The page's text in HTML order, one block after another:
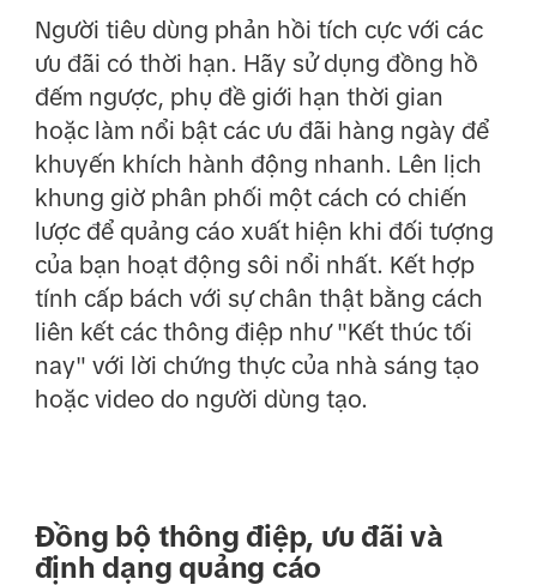
Người tiêu dùng phản hồi tích cực với các
ưu đãi có thời hạn. Hãy sử dụng đồng hồ
đếm ngược, phụ đề giới hạn thời gian
hoặc làm nổi bật các ưu đãi hàng ngày để
khuyến khích hành động nhanh. Lên lịch
khung giờ phân phối một cách có chiến
lược để quảng cáo xuất hiện khi đối tượng
của bạn hoạt động sôi nổi nhất. Kết hợp
tính cấp bách với sự chân thật bằng cách
liên kết các thông điệp như "Kết thúc tối
nay" với lời chứng thực của nhà sáng tạo
hoặc video do người dùng tạo.
Đồng bộ thông điệp, ưu đãi và
định dạng quảng cáo